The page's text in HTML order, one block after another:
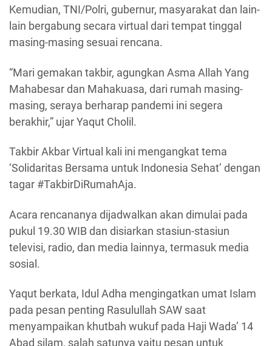
Kemudian, TNI/Polri, gubernur, masyarakat dan lain-
lain bergabung secara virtual dari tempat tinggal
masing-masing sesuai rencana.
“Mari gemakan takbir, agungkan Asma Allah Yang
Mahabesar dan Mahakuasa, dari rumah masing-
masing, seraya berharap pandemi ini segera
berakhir,” ujar Yaqut Cholil.
Takbir Akbar Virtual kali ini mengangkat tema
‘Solidaritas Bersama untuk Indonesia Sehat’ dengan
tagar #TakbirDiRumahAja.
Acara rencananya dijadwalkan akan dimulai pada
pukul 19.30 WIB dan disiarkan stasiun-stasiun
televisi, radio, dan media lainnya, termasuk media
sosial.
Yaqut berkata, Idul Adha mengingatkan umat Islam
pada pesan penting Rasulullah SAW saat
menyampaikan khutbah wukuf pada Haji Wada’ 14
Abad silam, salah satunya yaitu pesan untuk